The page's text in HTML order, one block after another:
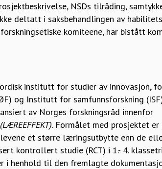
NSDs tilråding,
deltatt i saksbehandlingen av
komiteene, har bistått
institutt for studier av innovasjon,
og Institutt for samfunnsforskning
av Norges forskningsråd innenfor
. Formålet med prosjektet er
et større læringsutbytte enn de
kontrollert studie (RCT) i 1.- 4.
i henhold til den fremlagte